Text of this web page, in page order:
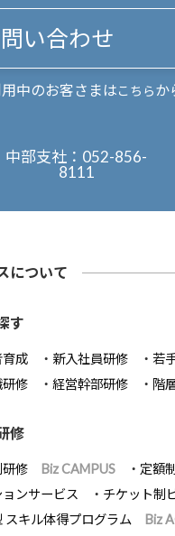
い合わせ
中のお客さまはこちらか
中部支社： 052-856-
8111
について
す
育成 新入社員研修 若
修
経営幹部研修 階
修
研修 Biz CAMPUS 定額
ンサービス
チケット制
スキル体得プログラム
Biz